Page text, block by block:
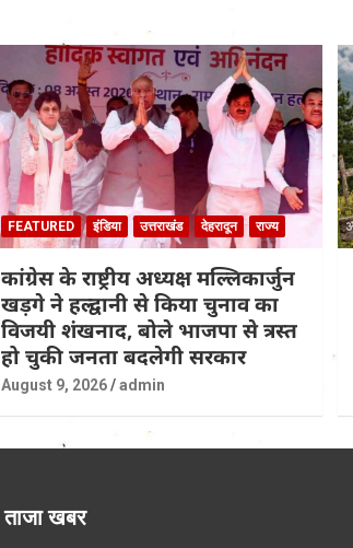
FEATURED इंडिया उत्तराखंड देहरादून राज्य
कांग्रेस के राष्ट्रीय अध्यक्ष मल्लिकार्जुन
खड़गे ने हल्द्वानी से किया चुनाव का
विजयी शंखनाद, बोले भाजपा से त्रस्त
हो चुकी जनता बदलेगी सरकार
August 9, 2026 admin
ताजा खबर